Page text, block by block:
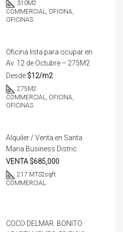
310M2
COMMERCIAL, OFICINA,
OFICINAS
Oficina lista para ocupar en
Av. 12 de Octubre – 275M2
Desde $12/m2
275M2
COMMERCIAL, OFICINA,
OFICINAS
Alquiler / Venta en Santa
Maria Business Distric
VENTA $685,000
217 MTS2sqft
COMMERCIAL
COCO DELMAR. BONITO